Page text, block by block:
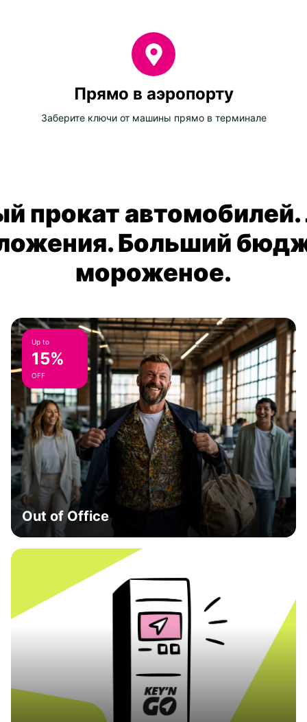
Прямо в аэропорту
Заберите ключи от машины прямо в терминале
прокат
Больший
мороженое.
Up to
15%
OFF
Out of Office